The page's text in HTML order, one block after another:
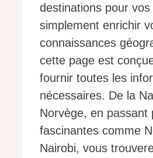
destinations pour
simplement enrichir
connaissances
cette page est
fournir toutes les
nécessaires. De la
Norvège, en passant
fascinantes comme
Nairobi, vous